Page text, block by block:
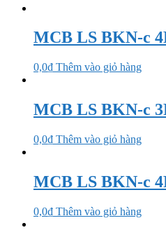
MCB LS BKN-c
0,0₫ Thêm vào giỏ hàng
MCB LS BKN-c
0,0₫ Thêm vào giỏ hàng
MCB LS BKN-c
0,0₫ Thêm vào giỏ hàng